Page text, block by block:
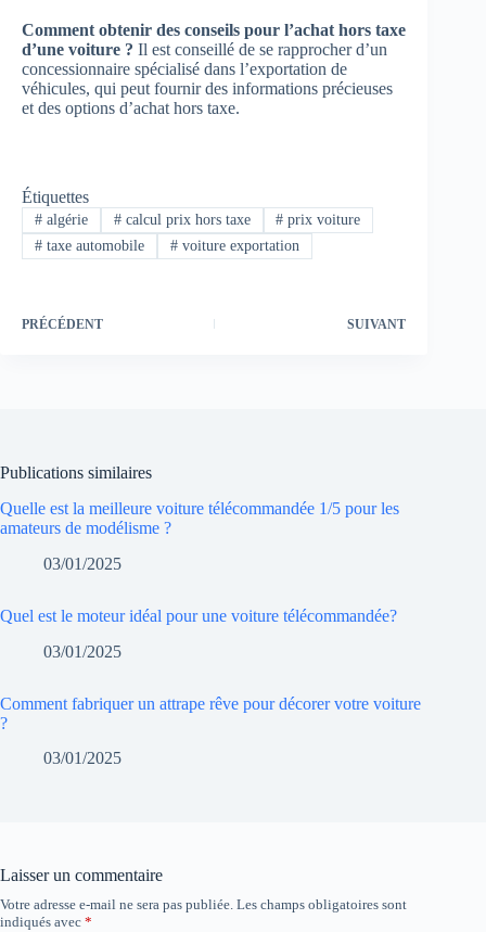
Comment obtenir des conseils pour l’achat hors taxe
d’une voiture ? Il est conseillé de se rapprocher d’un
concessionnaire spécialisé dans l’exportation de
véhicules, qui peut fournir des informations précieuses
et des options d’achat hors taxe.
Étiquettes
#algérie #calcul prix hors taxe # prix voiture
#taxe automobile #voiture exportation
PRÉCÉDENT SUIVANT
Publications similaires
Quelle est la meilleure voiture télécommandée 1/5 pour les
amateurs de modélisme ?
03/01/2025
Quel est le moteur idéal pour une voiture télécommandée?
03/01/2025
Comment fabriquer un attrape rêve pour décorer votre voiture
?
03/01/2025
Laisser un commentaire
Votre adresse e-mail ne sera pas publiée. Les champs obligatoires sont
indiqués avec *